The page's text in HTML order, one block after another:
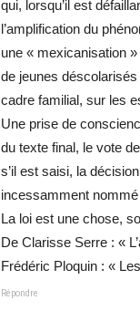
qui, lorsqu’il est
l’amplification du
une « mexicanisation
de jeunes
cadre familial, sur les
Une prise de
du texte final, le vote
s’il est saisi, la
incessamment
La loi est une chose,
De Clarisse Serre : «
Frédéric Ploquin : «
Répondre